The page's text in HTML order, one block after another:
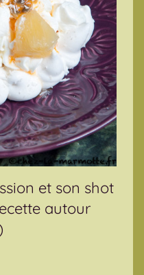
et son shot
autour